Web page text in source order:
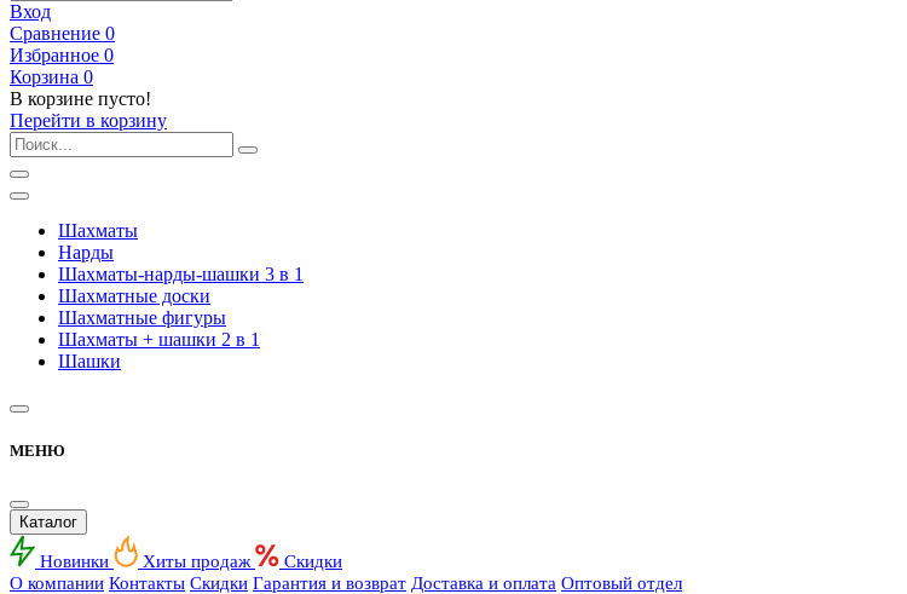
Вход
Сравнение 0
Избранное 0
Корзина 0
В корзине пусто!
Перейти в корзину
Шахматы
Нарды
Шахматы-нарды-шашки 3 в 1
Шахматные доски
Шахматные фигуры
Шахматы + шашки 2 в 1
Шашки
МЕНЮ
Каталог
Новинки Хиты продаж
Скидки
О компании Контакты Скидки Гарантия и возврат Доставка и оплата Оптовый отдел